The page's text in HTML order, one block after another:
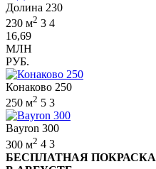
Долина 230
230 м2 3 4
16,69
МЛН
РУБ.
Конаково 250
250 м2 5 3
Bayron 300
300 м2 4 3
БЕСПЛАТНАЯ ПОКРАСКА